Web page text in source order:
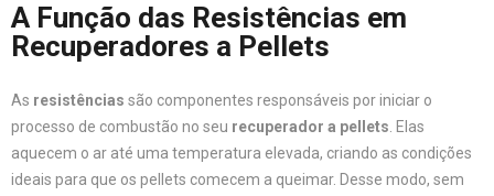
A Função das Resistências em
Recuperadores a Pellets
As resistências são componentes responsáveis por iniciar o
processo de combustão no seu recuperador a pellets . Elas
aquecem o ar até uma temperatura elevada, criando as condições
ideais para que os pellets comecem a queimar. Desse modo, sem